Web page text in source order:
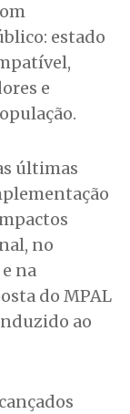
estado
e
últimas
no
na
do MPAL
ao